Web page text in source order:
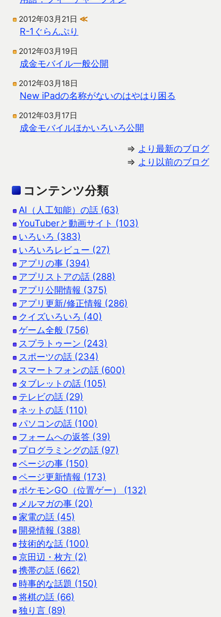
2012年03月21日 ≪
R-1ぐらんぷり
2012年03月19日
成金モバイル一般公開
2012年03月18日
New iPadの名称がないのはやはり困る
2012年03月17日
成金モバイルほかいろいろ公開
⇒ より最新のブログ
⇒ より以前のブログ
コンテンツ分類
AI（人工知能）の話 (63)
YouTuberと動画サイト (103)
いろいろ (383)
いろいろレビュー (27)
アプリの事 (394)
アプリストアの話 (288)
アプリ公開情報 (375)
アプリ更新/修正情報 (286)
クイズいろいろ (40)
ゲーム全般 (756)
スプラトゥーン (243)
スポーツの話 (234)
スマートフォンの話 (600)
タブレットの話 (105)
テレビの話 (29)
ネットの話 (110)
パソコンの話 (100)
フォームへの返答 (39)
プログラミングの話 (97)
ページの事 (150)
ページ更新情報 (173)
ポケモンGO（位置ゲー） (132)
メルマガの事 (20)
家電の話 (45)
開発情報 (388)
技術的な話 (100)
京田辺・枚方 (2)
携帯の話 (662)
時事的な話題 (150)
将棋の話 (66)
独り言 (89)